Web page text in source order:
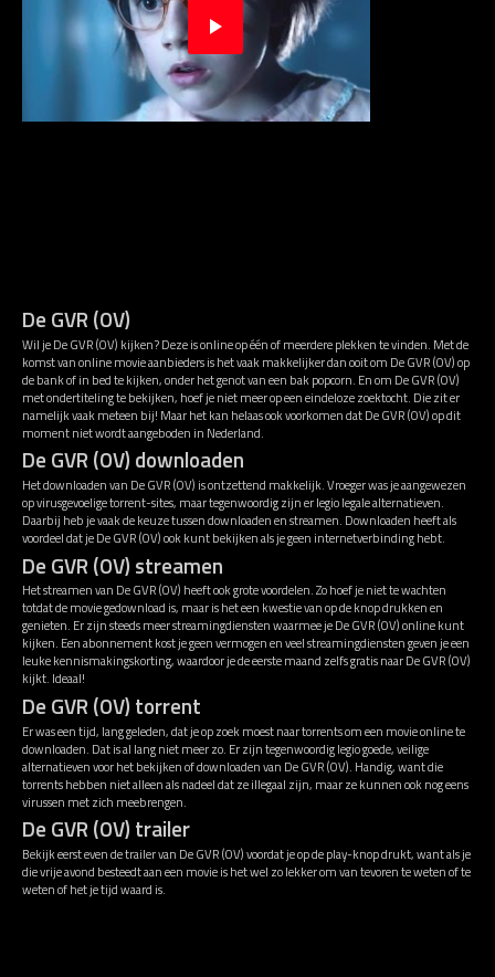
De GVR (OV)
Wil je De GVR (OV) kijken? Deze is online op één of meerdere plekken te vinden. Met de
komst van online movie aanbieders is het vaak makkelijker dan ooit om De GVR (OV) op
de bank of in bed te kijken, onder het genot van een bak popcorn. En om De GVR (OV)
met ondertiteling te bekijken, hoef je niet meer op een eindeloze zoektocht. Die zit er
namelijk vaak meteen bij! Maar het kan helaas ook voorkomen dat De GVR (OV) op dit
moment niet wordt aangeboden in Nederland.
De GVR (OV) downloaden
Het downloaden van De GVR (OV) is ontzettend makkelijk. Vroeger was je aangewezen
op virusgevoelige torrent-sites, maar tegenwoordig zijn er legio legale alternatieven.
Daarbij heb je vaak de keuze tussen downloaden en streamen. Downloaden heeft als
voordeel dat je De GVR (OV) ook kunt bekijken als je geen internetverbinding hebt.
De GVR (OV) streamen
Het streamen van De GVR (OV) heeft ook grote voordelen. Zo hoef je niet te wachten
totdat de movie gedownload is, maar is het een kwestie van op de knop drukken en
genieten. Er zijn steeds meer streamingdiensten waarmee je De GVR (OV) online kunt
kijken. Een abonnement kost je geen vermogen en veel streamingdiensten geven je een
leuke kennismakingskorting, waardoor je de eerste maand zelfs gratis naar De GVR (OV)
kijkt. Ideaal!
De GVR (OV) torrent
Er was een tijd, lang geleden, dat je op zoek moest naar torrents om een movie online te
downloaden. Dat is al lang niet meer zo. Er zijn tegenwoordig legio goede, veilige
alternatieven voor het bekijken of downloaden van De GVR (OV). Handig, want die
torrents hebben niet alleen als nadeel dat ze illegaal zijn, maar ze kunnen ook nog eens
virussen met zich meebrengen.
De GVR (OV) trailer
Bekijk eerst even de trailer van De GVR (OV) voordat je op de play-knop drukt, want als je
die vrije avond besteedt aan een movie is het wel zo lekker om van tevoren te weten of te
weten of het je tijd waard is.